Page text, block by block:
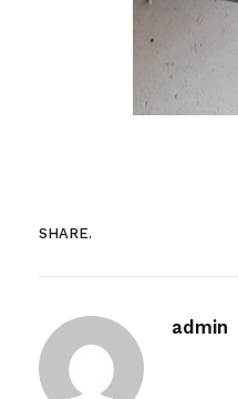
SHARE.
admin